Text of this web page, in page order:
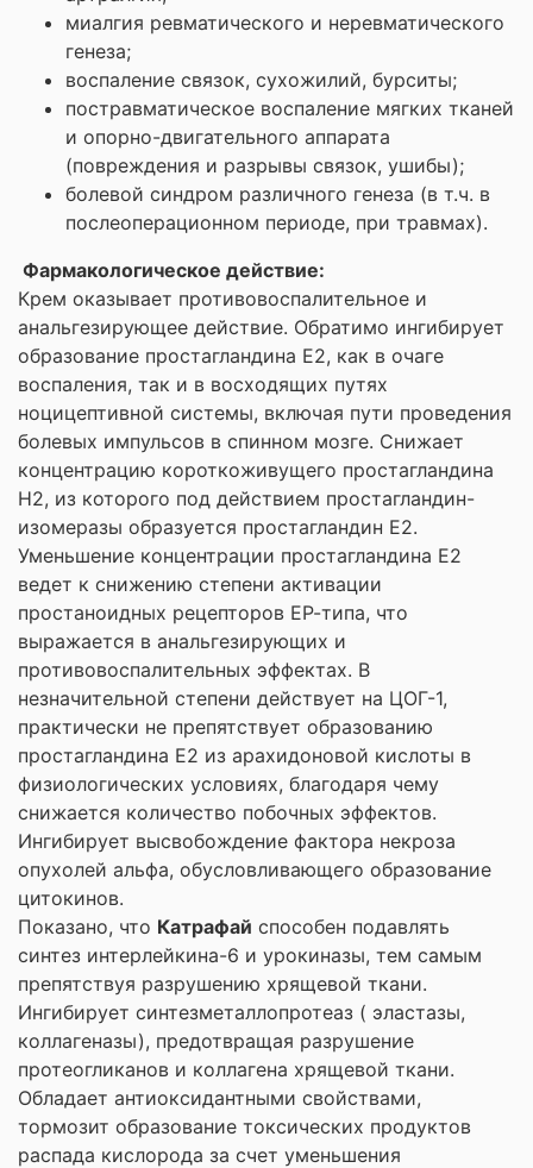
миалгия ревматического и неревматического
генеза;
воспаление связок, сухожилий, бурситы;
постравматическое воспаление мягких тканей
и опорно-двигательного аппарата
(повреждения и разрывы связок, ушибы);
болевой синдром различного генеза (в т.ч. в
послеоперационном периоде, при травмах).
Фармакологическое действие:
Крем оказывает противовоспалительное и
анальгезирующее действие. Обратимо ингибирует
образование простагландина Е2, как в очаге
воспаления, так и в восходящих путях
ноцицептивной системы, включая пути проведения
болевых импульсов в спинном мозге. Снижает
концентрацию короткоживущего простагландина
Н2, из которого под действием простагландин-
изомеразы образуется простагландин Е2.
Уменьшение концентрации простагландина Е2
ведет к снижению степени активации
простаноидных рецепторов ЕР-типа, что
выражается в анальгезирующих и
противовоспалительных эффектах. В
незначительной степени действует на ЦОГ-1,
практически не препятствует образованию
простагландина Е2 из арахидоновой кислоты в
физиологических условиях, благодаря чему
снижается количество побочных эффектов.
Ингибирует высвобождение фактора некроза
опухолей альфа, обусловливающего образование
цитокинов.
Показано, что Катрафай способен подавлять
синтез интерлейкина-6 и урокиназы, тем самым
препятствуя разрушению хрящевой ткани.
Ингибирует синтезметаллопротеаз ( эластазы,
коллагеназы), предотвращая разрушение
протеогликанов и коллагена хрящевой ткани.
Обладает антиоксидантными свойствами,
тормозит образование токсических продуктов
распада кислорода за счет уменьшения